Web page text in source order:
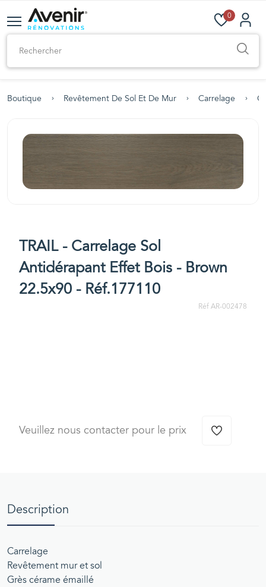
0
Boutique Revêtement De Sol Et De Mur Carrelage
TRAIL - Carrelage Sol
Antidérapant Effet Bois - Brown
22.5x90 - Réf.177110
Réf AR-002478
Veuillez nous contacter pour le prix
Description
Carrelage
Revêtement mur et sol
Grès cérame émaillé